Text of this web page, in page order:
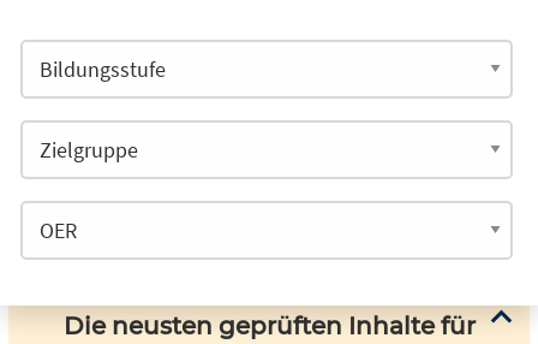
Die neusten geprüften Inhalte für